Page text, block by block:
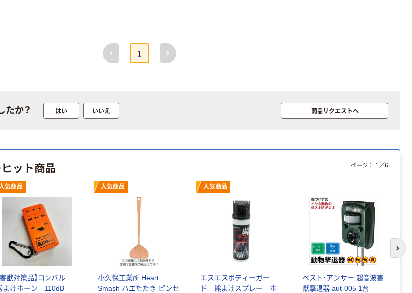
前へ
1
次へ
たか？ はい いいえ 商品リクエストへ
ット商品
人気商品
害獣対策品】コンパル
よけホーン 110dB
人気商品
小久保工業所 Heart
Smash ハエたたき ピンセ
人気商品
エスエスボディーガー
ド 熊よけスプレー ホ
ベスト・アンサー 超音波害
獣撃退器 aut-005 1台
ページ： 1／6
次
プライス
￥52~ （税込）
ジナル
G バルクタイプ
指定医薬部外品
￥140~ （税込）
ペーパータオル
小判・シングル
本気プライス
本気プライス
アスクル トイ
レのおそうじシ
共同企画 トイ
レクリーナー
トイレシート
オリジナル
￥330~
本気プライス
コンパクト ビ
￥328~ （税込）
トイレットペー
パー ダブル60
ｍ 再生紙
100% 6ロール
リサイクル100
芯あり FSC認
証
￥460~ （税込）